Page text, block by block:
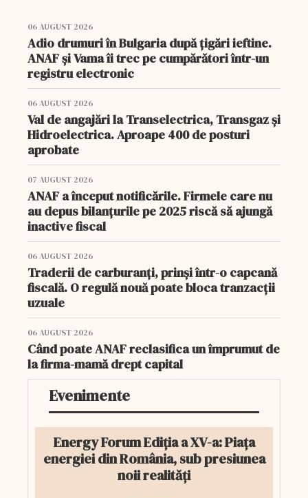
06 AUGUST 2026
Adio drumuri în Bulgaria după țigări ieftine.
ANAF și Vama îi trec pe cumpărători într-un
registru electronic
06 AUGUST 2026
Val de angajări la Transelectrica, Transgaz și
Hidroelectrica. Aproape 400 de posturi
aprobate
07 AUGUST 2026
ANAF a început notificările. Firmele care nu
au depus bilanțurile pe 2025 riscă să ajungă
inactive fiscal
06 AUGUST 2026
Traderii de carburanți, prinși într-o capcană
fiscală. O regulă nouă poate bloca tranzacții
uzuale
06 AUGUST 2026
Când poate ANAF reclasifica un împrumut de
la firma-mamă drept capital
Evenimente
Energy Forum Ediția a XV-a: Piața
energiei din România, sub presiunea
noii realități